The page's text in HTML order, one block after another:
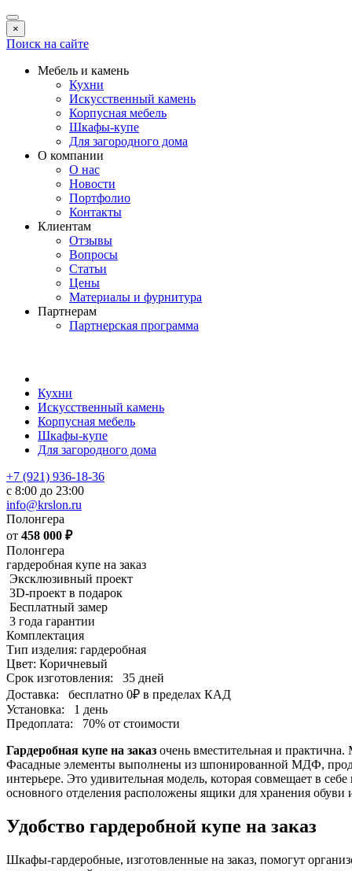
×
Поиск на сайте
Мебель и камень
Кухни
Искусственный камень
Корпусная мебель
Шкафы-купе
Для загородного дома
О компании
О нас
Новости
Портфолио
Контакты
Клиентам
Отзывы
Вопросы
Статьи
Цены
Материалы и фурнитура
Партнерам
Партнерская программа
Кухни
Искусственный камень
Корпусная мебель
Шкафы-купе
Для загородного дома
+7 (921) 936-18-36
с 8:00 до 23:00
info@krslon.ru
Полонгера
от 458 000 ₽
Полонгера
гардеробная купе на заказ
Эксклюзивный проект
3D-проект в подарок
Бесплатный замер
3 года гарантии
Комплектация
Тип изделия: гардеробная
Цвет: Коричневый
Срок изготовления:
35 дней
Доставка:
бесплатно 0₽ в пределах КАД
Установка:
1 день
Предоплата:
70% от стоимости
Гардеробная купе на заказ очень вместительная и
Фасадные элементы выполнены из шпонированной МДФ,
интерьере. Это удивительная модель, которая совмещает в
основного отделения расположены ящики для хранения обуви
Удобство гардеробной купе на заказ
Шкафы-гардеробные, изготовленные на заказ, помогут